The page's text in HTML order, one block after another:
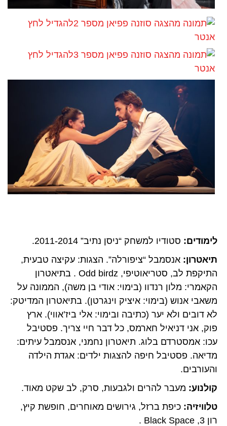
לימודים: סטודיו למשחק “ניסן נתיב” 2011-2014.
תיאטרון: אנסמבל “ציפורלה”. הצגות: עקיצה טבעית,
התיקפת לב, סטריאוטיפי, Odd birdz . בתיאטרון
הקאמרי: מלון רנדוו (בימוי: אודי בן משה), הממונה על
משאבי אנוש (בימוי: איציק וינגרטן). בתיאטרון המדיטק:
לא דובים ולא יער (כתיבה ובימוי: אלי ביז’אווי). ארץ
פוק, אני דניאיל חארמס, כל דבר חיי צריך. פסטיבל
עכו: אמסטרדם בלוג. תיאטרון נחמני, אנסמבל עיתים:
מדיאה. פסטיבל חיפה להצגות ילדים: אגדת הילדה
והעורבים.
קולנוע: מעבר להרים ולגבעות, סרק, לב שקט מאוד.
טלוויזיה: כיפת ברזל, גירושים מאוחרים, חופשת קיץ,
רון 3, Black Space .